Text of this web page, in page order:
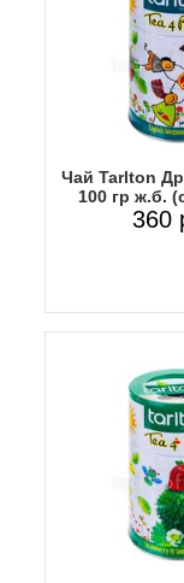
Чай Tarlton
100 гр ж.б.
360